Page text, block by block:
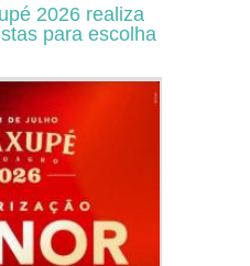
2026 realiza
para escolha